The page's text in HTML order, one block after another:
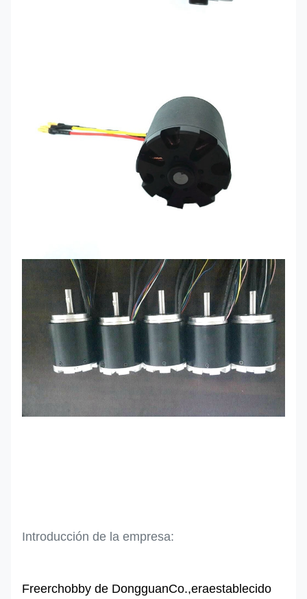
Introducción de la empresa:
Freerchobby de DongguanCo.,eraestablecido